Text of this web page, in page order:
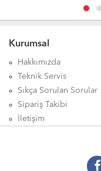
Kurumsal
Hakkımızda
Teknik Servis
Sıkça Sorulan Sorular
Sipariş Takibi
İletişim